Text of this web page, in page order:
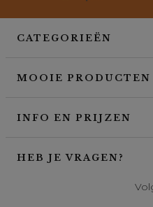
CATEGORIEËN
MOOIE PRODUCTEN
INFO EN PRIJZEN
HEB JE VRAGEN?